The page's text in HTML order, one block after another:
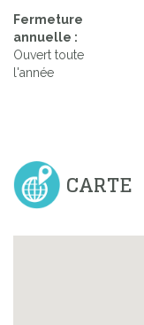
Fermeture
annuelle :
Ouvert toute
l'année
CARTE